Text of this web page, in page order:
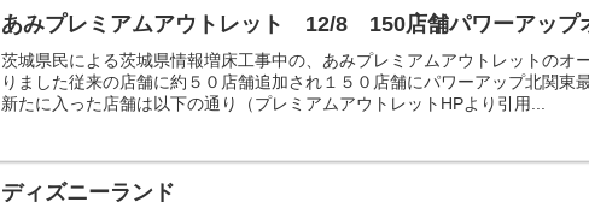
あみプレミアムアウトレット 12/8 150店舗パワーアップ
茨城県民による茨城県情報増床工事中の、あみプレミアムアウトレットのオ
りました従来の店舗に約５０店舗追加され１５０店舗にパワーアップ北関東
新たに入った店舗は以下の通り（プレミアムアウトレットHPより引用...
ディズニーランド